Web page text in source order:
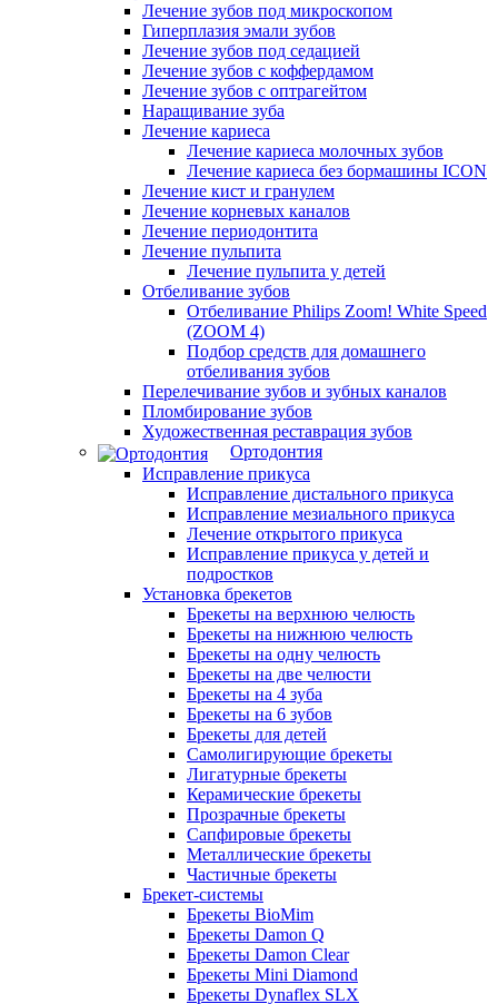
Лечение зубов под микроскопом
Гиперплазия эмали зубов
Лечение зубов под седацией
Лечение зубов с коффердамом
Лечение зубов с оптрагейтом
Наращивание зуба
Лечение кариеса
Лечение кариеса молочных зубов
Лечение кариеса без бормашины ICON
Лечение кист и гранулем
Лечение корневых каналов
Лечение периодонтита
Лечение пульпита
Лечение пульпита у детей
Отбеливание зубов
Отбеливание Philips Zoom! White Speed
(ZOOM 4)
Подбор средств для домашнего
отбеливания зубов
Перелечивание зубов и зубных каналов
Пломбирование зубов
Художественная реставрация зубов
Ортодонтия
Исправление прикуса
Исправление дистального прикуса
Исправление мезиального прикуса
Лечение открытого прикуса
Исправление прикуса у детей и
подростков
Установка брекетов
Брекеты на верхнюю челюсть
Брекеты на нижнюю челюсть
Брекеты на одну челюсть
Брекеты на две челюсти
Брекеты на 4 зуба
Брекеты на 6 зубов
Брекеты для детей
Самолигирующие брекеты
Лигатурные брекеты
Керамические брекеты
Прозрачные брекеты
Сапфировые брекеты
Металлические брекеты
Частичные брекеты
Брекет-системы
Брекеты BioMim
Брекеты Damon Q
Брекеты Damon Clear
Брекеты Mini Diamond
Брекеты Dynaflex SLX